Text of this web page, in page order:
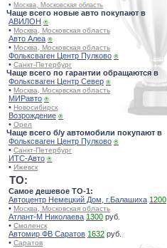
• Москва, Московская область
Чаще всего новые авто покупают в
АВИЛОН ⍟
• Москва, Московская область
Авто Алеа ⍟
• Москва, Московская область
Фольксваген Центр Пулково ⍟
• Санкт-Петербург
Чаще всего по гарантии обращаются в
Фольксваген Центр Север ⍟
• Москва, Московская область
МИРавто ⍟
• Новосибирск
Возрождение ⍟
• Орел
Чаще всего б/у автомобили покупают в
Фольксваген Центр Пулково ⍟
• Санкт-Петербург
ИТС-Авто ⍟
• Ижевск
TO:
Самое дешевое ТО-1:
Автоцентр Немецкий Дом, г.Балашиха 1200
• Москва, Московская область
Атлант-М Николаева 1300 руб.
• Смоленск
Автомир ФВ Саратов 1632 руб.
• Саратов